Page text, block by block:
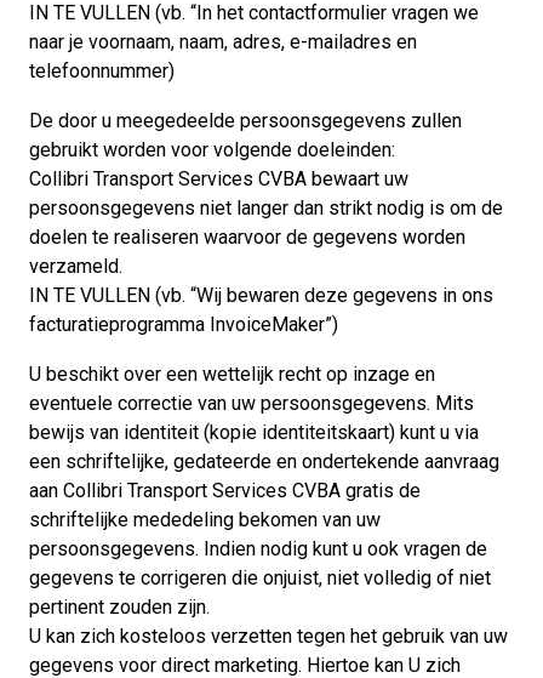
IN TE VULLEN (vb. “In het contactformulier vragen we
naar je voornaam, naam, adres, e-mailadres en
telefoonnummer)
De door u meegedeelde persoonsgegevens zullen
gebruikt worden voor volgende doeleinden:
Collibri Transport Services CVBA bewaart uw
persoonsgegevens niet langer dan strikt nodig is om de
doelen te realiseren waarvoor de gegevens worden
verzameld.
IN TE VULLEN (vb. “Wij bewaren deze gegevens in ons
facturatieprogramma InvoiceMaker”)
U beschikt over een wettelijk recht op inzage en
eventuele correctie van uw persoonsgegevens. Mits
bewijs van identiteit (kopie identiteitskaart) kunt u via
een schriftelijke, gedateerde en ondertekende aanvraag
aan Collibri Transport Services CVBA gratis de
schriftelijke mededeling bekomen van uw
persoonsgegevens. Indien nodig kunt u ook vragen de
gegevens te corrigeren die onjuist, niet volledig of niet
pertinent zouden zijn.
U kan zich kosteloos verzetten tegen het gebruik van uw
gegevens voor direct marketing. Hiertoe kan U zich